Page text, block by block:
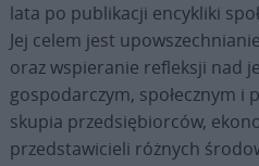
lata po publikacji encykliki
Jej celem jest
oraz wspieranie refleksji nad
gospodarczym, społecznym i
skupia przedsiębiorców,
przedstawicieli różnych